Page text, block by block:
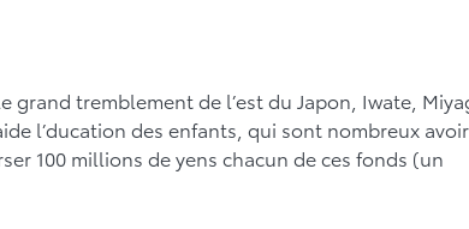
tremblement de l’est du Japon, Iwate,
l’ducation des enfants, qui sont nombreux avoir
100 millions de yens chacun de ces fonds (un